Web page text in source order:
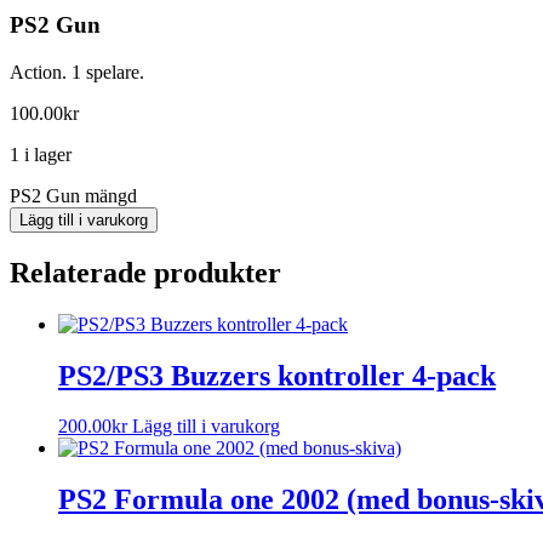
PS2 Gun
Action. 1 spelare.
100.00kr
1 i lager
PS2 Gun mängd
Lägg till i varukorg
Relaterade produkter
PS2/PS3 Buzzers kontroller 4-pack
200.00kr Lägg till i varukorg
PS2 Formula one 2002 (med bonus-